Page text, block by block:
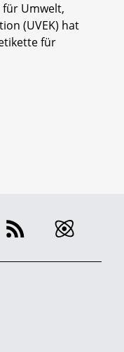
für Umwelt,
(UVEK) hat
für